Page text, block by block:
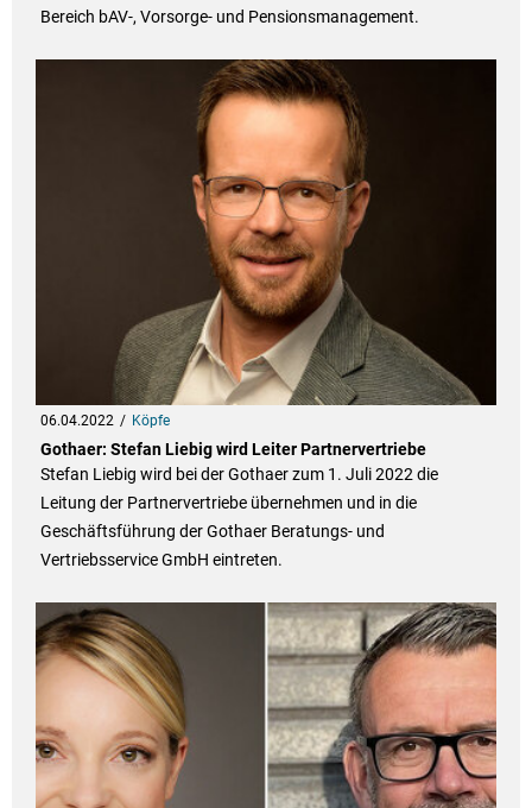
Bereich bAV-, Vorsorge- und Pensionsmanagement.
06.04.2022 Köpfe
Gothaer: Stefan Liebig wird Leiter Partnervertriebe
Stefan Liebig wird bei der Gothaer zum 1. Juli 2022 die
Leitung der Partnervertriebe übernehmen und in die
Geschäftsführung der Gothaer Beratungs- und
Vertriebsservice GmbH eintreten.